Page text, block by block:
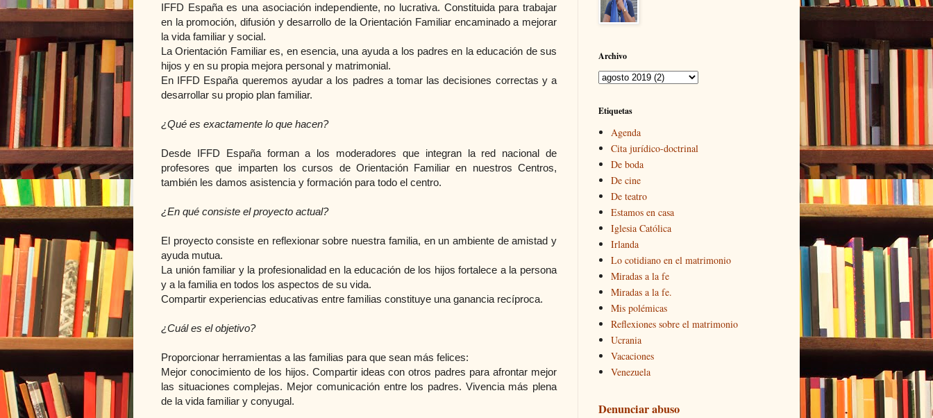
IFFD España es una asociación independiente, no lucrativa. Constituida para trabajar
en la promoción, difusión y desarrollo de la Orientación Familiar encaminado a mejorar
la vida familiar y social.
La Orientación Familiar es, en esencia, una ayuda a los padres en la educación de sus
hijos y en su propia mejora personal y matrimonial.
En IFFD España queremos ayudar a los padres a tomar las decisiones correctas y a
desarrollar su propio plan familiar.
¿Qué es exactamente lo que hacen?
Desde IFFD España forman a los moderadores que integran la red nacional de
profesores que imparten los cursos de Orientación Familiar en nuestros Centros,
también les damos asistencia y formación para todo el centro.
¿En qué consiste el proyecto actual?
El proyecto consiste en reflexionar sobre nuestra familia, en un ambiente de amistad y
ayuda mutua.
La unión familiar y la profesionalidad en la educación de los hijos fortalece a la persona
y a la familia en todos los aspectos de su vida.
Compartir experiencias educativas entre familias constituye una ganancia recíproca.
¿Cuál es el objetivo?
Proporcionar herramientas a las familias para que sean más felices:
Mejor conocimiento de los hijos. Compartir ideas con otros padres para afrontar mejor
las situaciones complejas. Mejor comunicación entre los padres. Vivencia más plena
de la vida familiar y conyugal.
Archivo
Etiquetas
Agenda
Cita jurídico-doctrinal
De boda
De cine
De teatro
Estamos en casa
Iglesia Católica
Irlanda
Lo cotidiano en el matrimonio
Miradas a la fe
Miradas a la fe.
Mis polémicas
Reflexiones sobre el matrimonio
Ucrania
Vacaciones
Venezuela
Denunciar abuso